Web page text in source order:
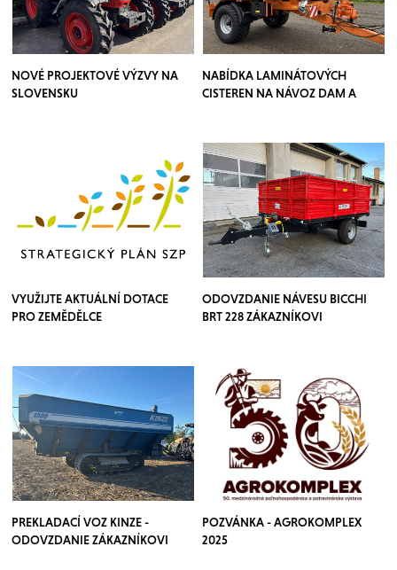
NOVÉ PROJEKTOVÉ VÝZVY NA
SLOVENSKU
NABÍDKA LAMINÁTOVÝCH
CISTEREN NA NÁVOZ DAM A
VYUŽIJTE AKTUÁLNÍ DOTACE
PRO ZEMĚDĚLCE
ODOVZDANIE NÁVESU BICCHI
BRT 228 ZÁKAZNÍKOVI
PREKLADACÍ VOZ KINZE -
ODOVZDANIE ZÁKAZNÍKOVI
POZVÁNKA - AGROKOMPLEX
2025